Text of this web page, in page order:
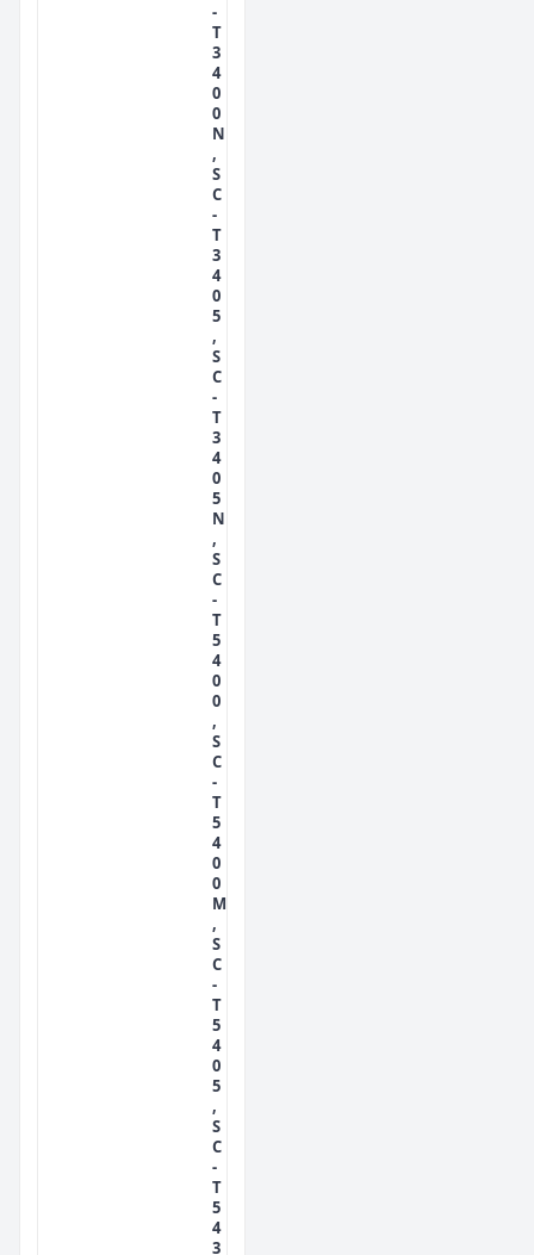
-
T
3
4
0
0
N
,
S
C
-
T
3
4
0
5
,
S
C
-
T
3
4
0
5
N
,
S
C
-
T
5
4
0
0
,
S
C
-
T
5
4
0
0
M
,
S
C
-
T
5
4
0
5
,
S
C
-
T
5
4
3